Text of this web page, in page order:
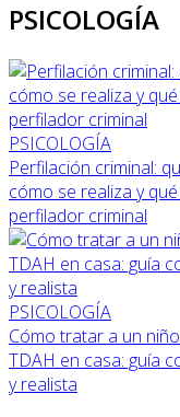
PSICOLOGÍA
PSICOLOGÍA
Perfilación criminal:
cómo se realiza y
perfilador criminal
PSICOLOGÍA
Cómo tratar a un
TDAH en casa: guía
y realista